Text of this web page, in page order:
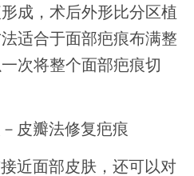
成，术后外形比分区植
适合于面部疤痕布满整
次将整个面部疤痕切
皮瓣法修复疤痕
近面部皮肤，还可以对